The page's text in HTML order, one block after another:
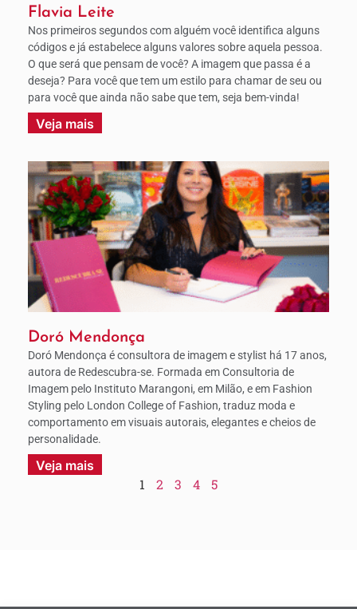
Flavia Leite
Nos primeiros segundos com alguém você identifica alguns
códigos e já estabelece alguns valores sobre aquela pessoa.
O que será que pensam de você? A imagem que passa é a
deseja? Para você que tem um estilo para chamar de seu ou
para você que ainda não sabe que tem, seja bem-vinda!
Veja mais
Doró Mendonça
Doró Mendonça é consultora de imagem e stylist há 17 anos,
autora de Redescubra-se. Formada em Consultoria de
Imagem pelo Instituto Marangoni, em Milão, e em Fashion
Styling pelo London College of Fashion, traduz moda e
comportamento em visuais autorais, elegantes e cheios de
personalidade.
Veja mais
1 2 3 4 5